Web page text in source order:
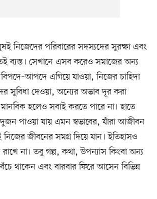
নিজেদের পরিবারের সদস্যদের সুরক্ষা এবং
ব্যস্ত। সেখানে এসব করেও সমাজের অন্য
এগিয়ে যাওয়া, নিজের চাহিদা
সুবিধা দেওয়া, অন্যের অভাব দূর করা
হলেও সবাই করতে পারে না। হাতে
পাওয়া যায় এমন স্বভাবের, যাঁরা আজীবন
জীবনের সমগ্র দিয়ে যান। ইতিহাসও
না। তবু গল্প, কথা, উপন্যাস কিংবা অন্য
থাকেন এবং বারবার ফিরে আসেন বিভিন্ন